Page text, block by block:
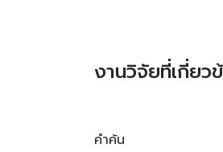
งานวิจัยที่เกี่ยว
คำค้น